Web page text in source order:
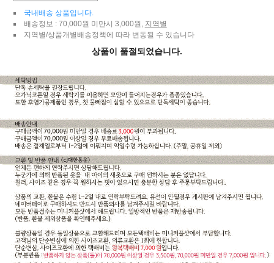
국내배송 상품입니다.
배송정보 : 70,000원 미만시 3,000원, 지역별
지역별/상품개별배송정책에 따라 변동될 수 있습니다
상품이 품절되었습니다.